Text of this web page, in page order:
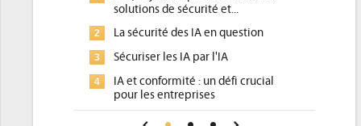
solutions de sécurité et...
La sécurité des IA en question
Sécuriser les IA par l'IA
IA et conformité : un défi crucial
pour les entreprises
Une IA de confiance pour une IA
Phocea DC